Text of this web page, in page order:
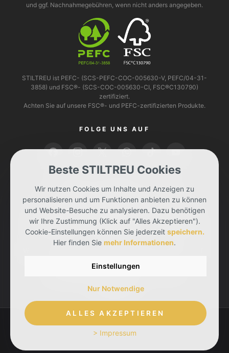
und ggf. Nachnahmegebühren, wenn nicht anders angegeben.
STILTREU ist PEFC- (SCS-PEFC-COC-005630-V, PEFC/04-31-
3858) und FSC®- (SCS-COC-005630-CI, FSC®C130790)
zertifiziert.
Achten Sie auf unsere FSC®- und PEFC-zertifizierten Produkte.
FOLGE UNS AUF
Beste STILTREU Cookies
Wir nutzen Cookies um Inhalte und Anzeigen zu
personalisieren und um Funktionen anbieten zu können
und Website-Besuche zu analysieren. Dazu benötigen
wir Ihre Zustimmung (Klick auf "Alles Akzeptieren").
Cookie-Einstellungen können Sie jederzeit speichern.
Hier finden Sie mehr Informationen.
Einstellungen
Nur Notwendige
ALLES AKZEPTIEREN
> Impressum